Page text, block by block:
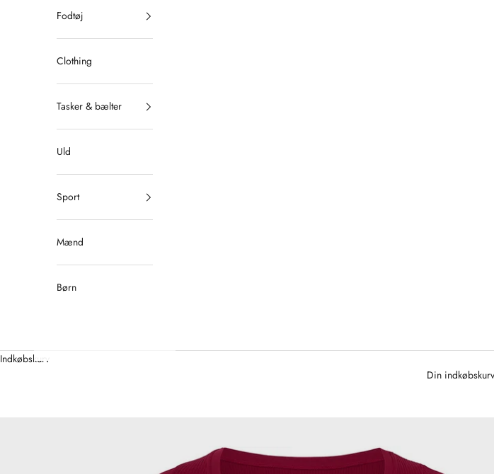
Fodtøj
Clothing
Tasker & bælter
Uld
Sport
Mænd
Børn
Indkøbskurv
Din